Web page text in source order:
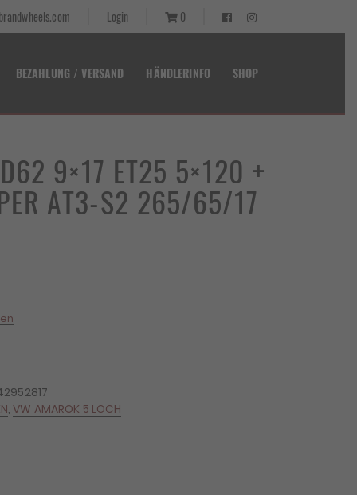
Login 0
BEZAHLUNG / VERSAND HÄNDLERINFO SHOP
9×17 ET25 5×120 +
AT3-S2 265/65/17
,VW AMAROK 5 LOCH